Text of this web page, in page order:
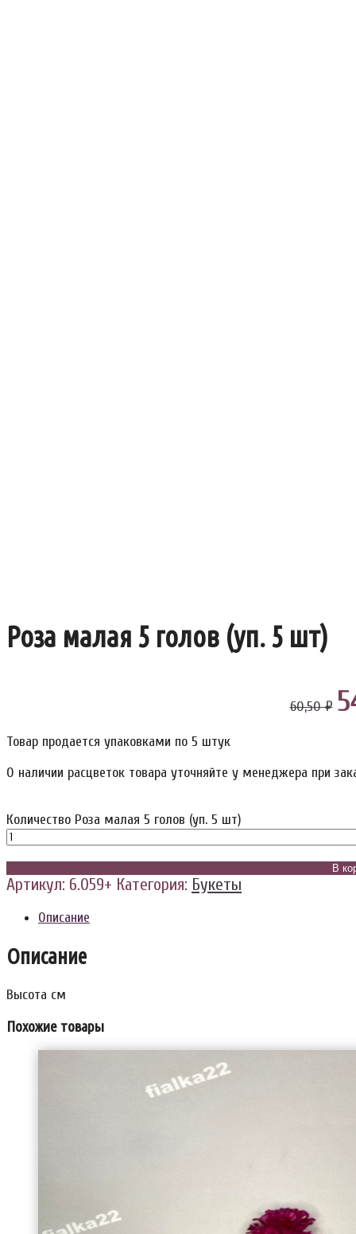
Роза малая 5 голов (уп. 5 шт)
60,50 ₽
Товар продается упаковками по 5 штук
О наличии расцветок товара уточняйте у менеджера при
Количество Роза малая 5 голов (уп. 5 шт)
В
Артикул: 6.059+ Категория: Букеты
Описание
Описание
Высота см
Похожие товары